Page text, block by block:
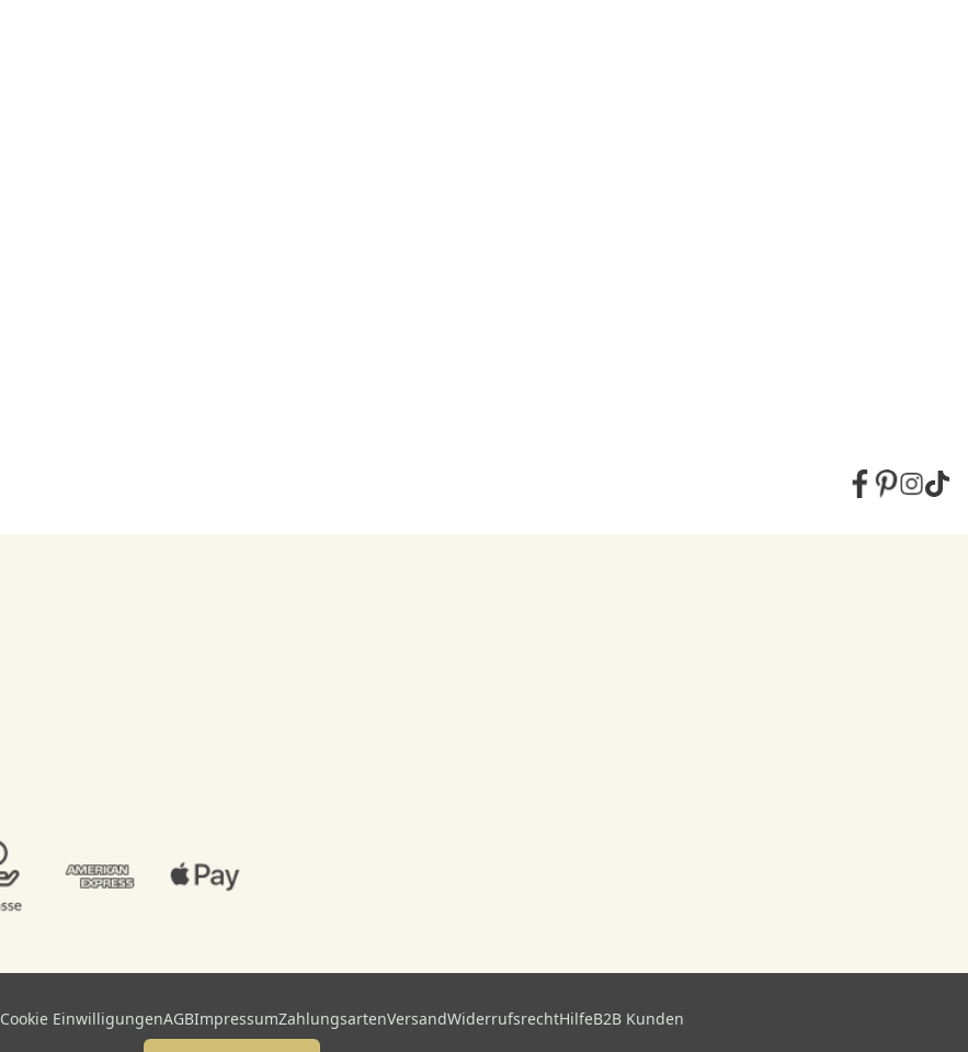
Cookie EinwilligungenAGBImpressumZahlungsartenVersandWiderrufsrechtHilfeB2B Kunden